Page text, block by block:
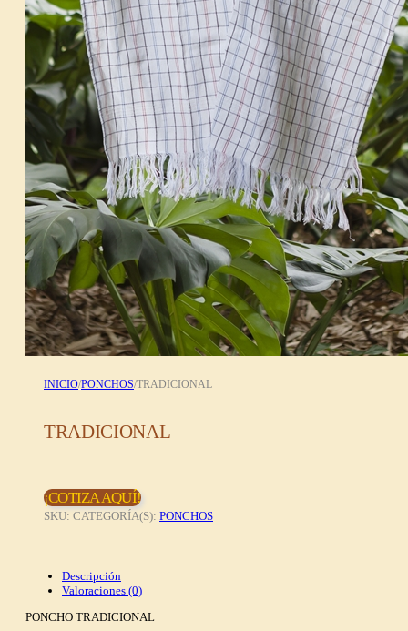
INICIO/PONCHOS/TRADICIONAL
TRADICIONAL
¡COTIZA AQUÍ!
SKU: CATEGORÍA(S): PONCHOS
Descripción
Valoraciones (0)
PONCHO TRADICIONAL